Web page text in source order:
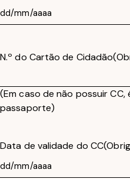
N.º do Cartão de Cidadão
(Em caso de não possuir CC,
passaporte)
Data de validade do CC